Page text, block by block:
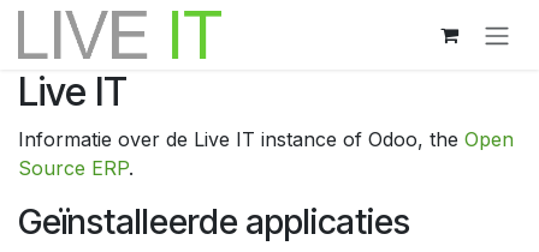
Overslaan naar inhoud
Live IT
Informatie over de Live IT instance of Odoo, the Open
Source ERP.
Geïnstalleerde applicaties